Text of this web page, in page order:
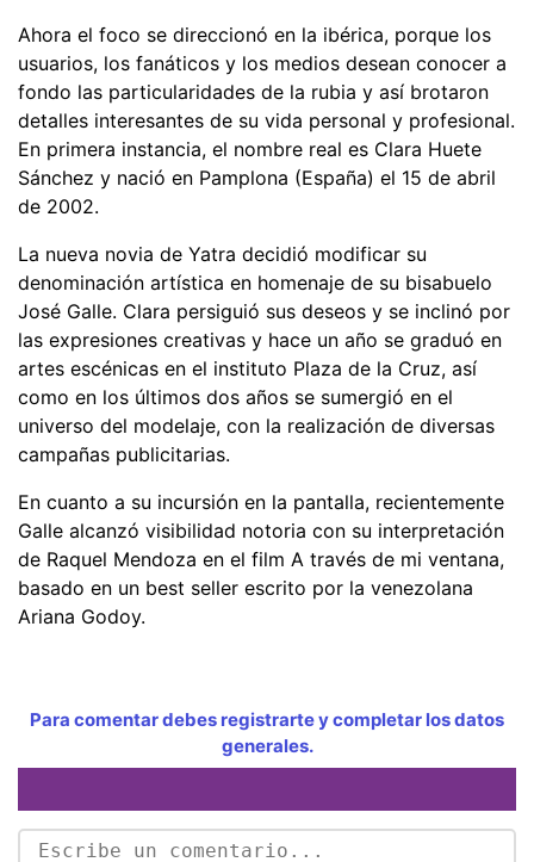
Ahora el foco se direccionó en la ibérica, porque los
usuarios, los fanáticos y los medios desean conocer a
fondo las particularidades de la rubia y así brotaron
detalles interesantes de su vida personal y profesional.
En primera instancia, el nombre real es Clara Huete
Sánchez y nació en Pamplona (España) el 15 de abril
de 2002.
La nueva novia de Yatra decidió modificar su
denominación artística en homenaje de su bisabuelo
José Galle. Clara persiguió sus deseos y se inclinó por
las expresiones creativas y hace un año se graduó en
artes escénicas en el instituto Plaza de la Cruz, así
como en los últimos dos años se sumergió en el
universo del modelaje, con la realización de diversas
campañas publicitarias.
En cuanto a su incursión en la pantalla, recientemente
Galle alcanzó visibilidad notoria con su interpretación
de Raquel Mendoza en el film A través de mi ventana,
basado en un best seller escrito por la venezolana
Ariana Godoy.
Para comentar debes registrarte y completar los datos
generales.